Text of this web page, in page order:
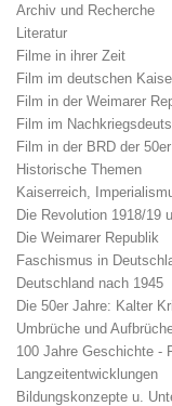
Archiv und Recherche
Literatur
Filme in ihrer Zeit
Film im deutschen
Film in der Weimarer
Film im
Film in der BRD der
Historische Themen
Kaiserreich,
Die Revolution 1918/19
Die Weimarer Republik
Faschismus in
Deutschland nach 1945
Die 50er Jahre: Kalter
Umbrüche und
100 Jahre Geschichte -
Langzeitentwicklungen
Bildungskonzepte u.